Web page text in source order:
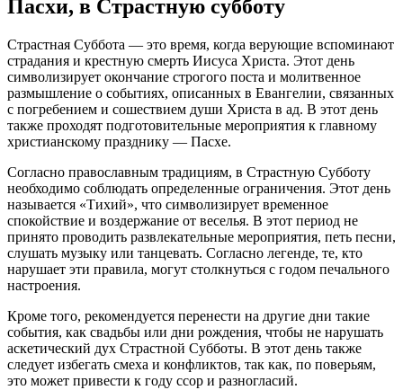
Пасхи, в Страстную субботу
Страстная Суббота — это время, когда верующие вспоминают
страдания и крестную смерть Иисуса Христа. Этот день
символизирует окончание строгого поста и молитвенное
размышление о событиях, описанных в Евангелии, связанных
с погребением и сошествием души Христа в ад. В этот день
также проходят подготовительные мероприятия к главному
христианскому празднику — Пасхе.
Согласно православным традициям, в Страстную Субботу
необходимо соблюдать определенные ограничения. Этот день
называется «Тихий», что символизирует временное
спокойствие и воздержание от веселья. В этот период не
принято проводить развлекательные мероприятия, петь песни,
слушать музыку или танцевать. Согласно легенде, те, кто
нарушает эти правила, могут столкнуться с годом печального
настроения.
Кроме того, рекомендуется перенести на другие дни такие
события, как свадьбы или дни рождения, чтобы не нарушать
аскетический дух Страстной Субботы. В этот день также
следует избегать смеха и конфликтов, так как, по поверьям,
это может привести к году ссор и разногласий.